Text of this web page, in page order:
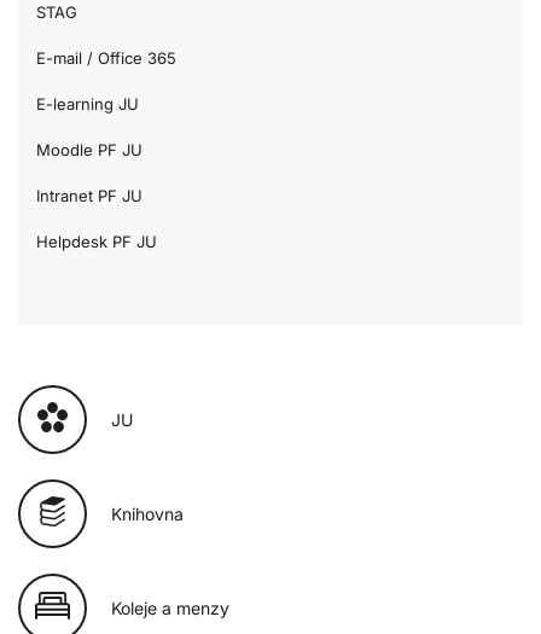
STAG
E-mail / Office 365
E-learning JU
Moodle PF JU
Intranet PF JU
Helpdesk PF JU
JU
Knihovna
Koleje a menzy